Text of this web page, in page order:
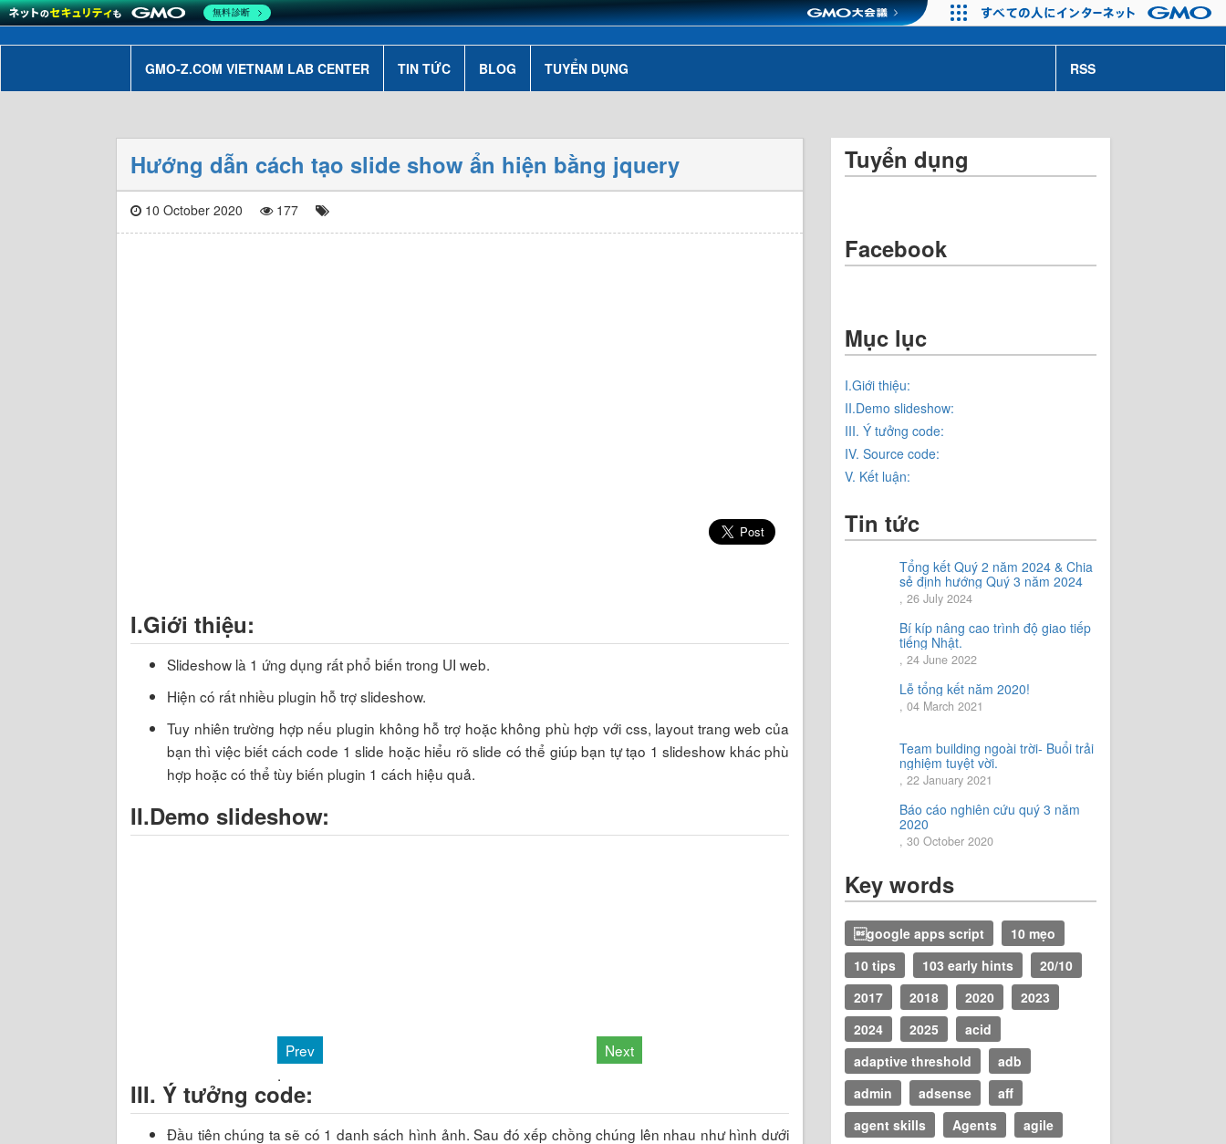
GMO-Z.COM VIETNAM LAB CENTER TIN TỨC BLOG TUYỂN DỤNG RSS
Hướng dẫn cách tạo slide show ẩn hiện bằng jquery
10 October 2020 177
I.Giới thiệu:
Slideshow là 1 ứng dụng rất phổ biến trong UI web.
Hiện có rất nhiều plugin hỗ trợ slideshow.
Tuy nhiên trường hợp nếu plugin không hỗ trợ hoặc không phù hợp với css, layout trang web của
bạn thì việc biết cách code 1 slide hoặc hiểu rõ slide có thể giúp bạn tự tạo 1 slideshow khác phù
hợp hoặc có thể tùy biến plugin 1 cách hiệu quả.
II.Demo slideshow:
Prev Next
III. Ý tưởng code:
Đầu tiên chúng ta sẽ có 1 danh sách hình ảnh. Sau đó xếp chồng chúng lên nhau như hình dưới
Tuyển dụng
Facebook
Mục lục
I.Giới thiệu:
II.Demo slideshow:
III. Ý tưởng code:
IV. Source code:
V. Kết luận:
Tin tức
Tổng kết Quý 2 năm 2024 & Chia
sẻ định hướng Quý 3 năm 2024
, 26 July 2024
Bí kíp nâng cao trình độ giao tiếp
tiếng Nhật.
, 24 June 2022
Lễ tổng kết năm 2020!
, 04 March 2021
Team building ngoài trời- Buổi trải
nghiệm tuyệt vời.
, 22 January 2021
Báo cáo nghiên cứu quý 3 năm
2020
, 30 October 2020
Key words
google apps script
10 mẹo
10 tips
103 early hints
20/10
2017
2018 2020
2023
2024
2025
acid
adaptive threshold
adb
admin
adsense
aff
agent skills
Agents
agile
無料診断